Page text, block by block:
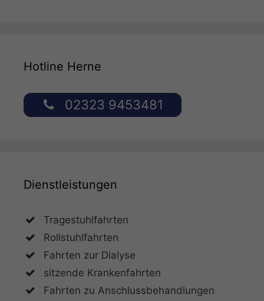
Hotline Herne
02323 9453481
Dienstleistungen
Tragestuhlfahrten
Rollstuhlfahrten
Fahrten zur Dialyse
sitzende Krankenfahrten
Fahrten zu Anschlussbehandlungen